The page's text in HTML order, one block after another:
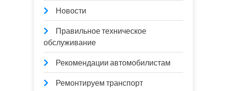
Новости
Правильное техническое
обслуживание
Рекомендации автомобилистам
Ремонтируем транспорт